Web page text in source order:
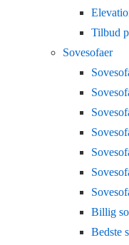
Tilbud
Sovesofaer
Billig
Bedste